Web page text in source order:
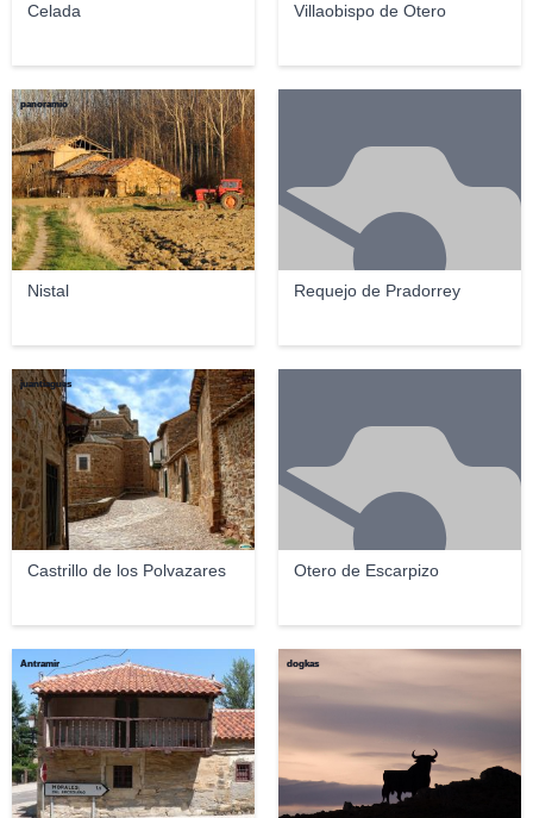
Celada Villaobispo de Otero
Nistal
panoramio
Requejo de Pradorrey
Castrillo de los Polvazares
juantiagues
Otero de Escarpizo
Antramir dogkas